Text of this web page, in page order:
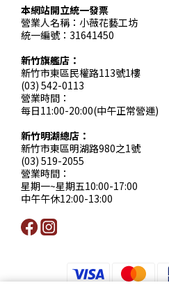
本網站開立統一發票
營業人名稱：小薇花藝工坊
統一編號：31641450
新竹旗艦店：
新竹市東區民權路113號1樓
(03) 542-0113
營業時間：
每日11:00-20:00(中午正常營運)
新竹明湖總店：
新竹市東區明湖路980之1號
(03) 519-2055
營業時間：
星期一~星期五10:00-17:00
中午午休12:00-13:00